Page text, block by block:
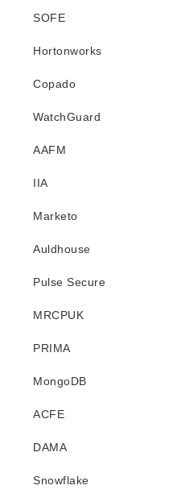
SOFE
Hortonworks
Copado
WatchGuard
AAFM
IIA
Marketo
Auldhouse
Pulse Secure
MRCPUK
PRIMA
MongoDB
ACFE
DAMA
Snowflake